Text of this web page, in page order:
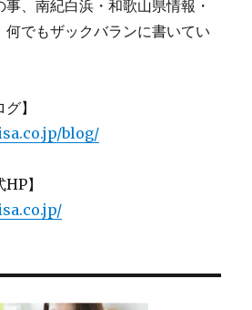
、南紀白浜・和歌山県情報・
何でもザックバランに書いてい
】
blog/
】